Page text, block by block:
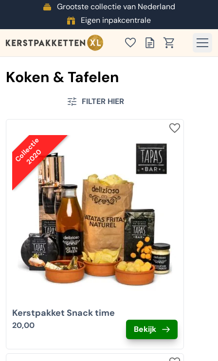
Grootste collectie van Nederland
Eigen inpakcentrale
Koken & Tafelen
FILTER HIER
Collectie
2020
Kerstpakket Snack time
20,00 Bekijk